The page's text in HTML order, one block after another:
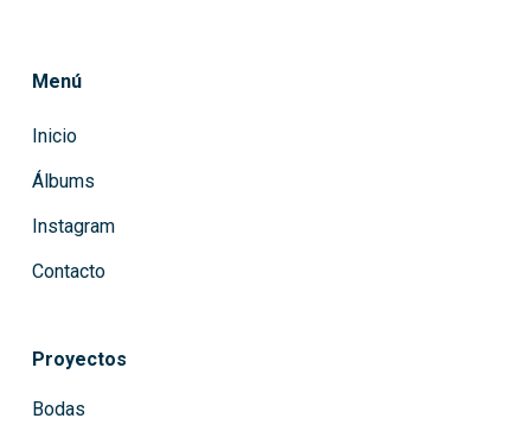
Menú
Inicio
Álbums
Instagram
Contacto
Proyectos
Bodas